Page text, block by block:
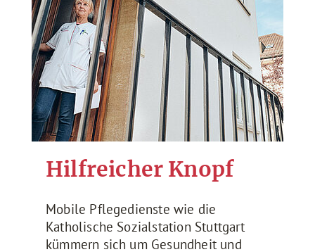
Hilfreicher Knopf
Mobile Pflegedienste wie die
Katholische Sozialstation Stuttgart
kümmern sich um Gesundheit und